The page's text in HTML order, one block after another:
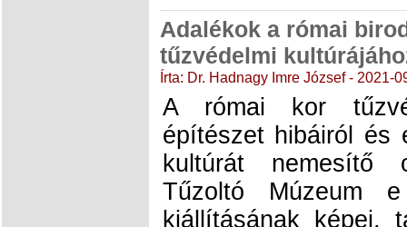
Adalékok a római
tűzvédelmi
Írta: Dr. Hadnagy Imre József - 2021-
A római kor
építészet hibáiról és
kultúrát nemesítő
Tűzoltó Múzeum
kiállításának képei,